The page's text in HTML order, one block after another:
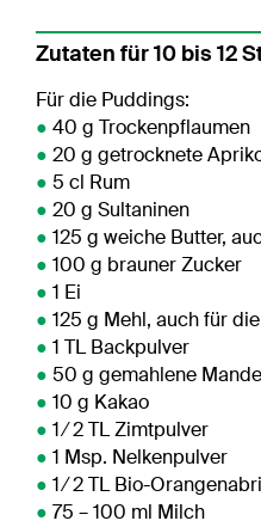
Zutaten für 10 bis 12
Für die Puddings:
● 40 g Trockenpflaumen
● 20 g getrocknete
● 5 cl Rum
● 20 g Sultaninen
● 125 g weiche Butter,
● 100 g brauner Zucker
● 1 Ei
● 125 g Mehl, auch für
● 1 TL Backpulver
● 50 g gemahlene
● 10 g Kakao
● 1 ⁄ 2 TL Zimtpulver
● 1 Msp. Nelkenpulver
● 1 ⁄ 2 TL Bio-
● 75 – 100 ml Milch